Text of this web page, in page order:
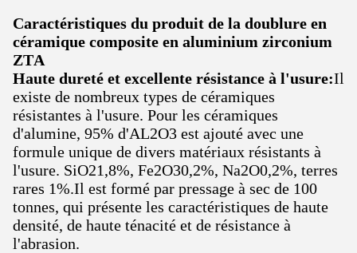
Caractéristiques du produit de la doublure en
céramique composite en aluminium zirconium
ZTA
Haute dureté et excellente résistance à l'usure:Il
existe de nombreux types de céramiques
résistantes à l'usure. Pour les céramiques
d'alumine, 95% d'AL2O3 est ajouté avec une
formule unique de divers matériaux résistants à
l'usure. SiO21,8%, Fe2O30,2%, Na2O0,2%, terres
rares 1%.Il est formé par pressage à sec de 100
tonnes, qui présente les caractéristiques de haute
densité, de haute ténacité et de résistance à
l'abrasion.